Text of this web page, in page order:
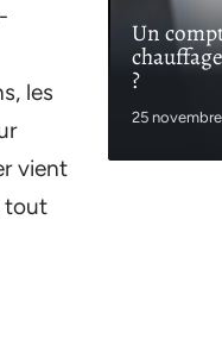
les
vient
tout
Un
?
25